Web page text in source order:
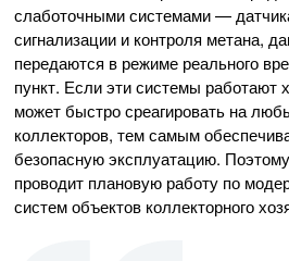
слаботочными системами —
сигнализации и контроля метана,
передаются в режиме реального
пункт. Если эти системы работают
может быстро среагировать на
коллекторов, тем самым
безопасную эксплуатацию.
проводит плановую работу по
систем объектов коллекторного